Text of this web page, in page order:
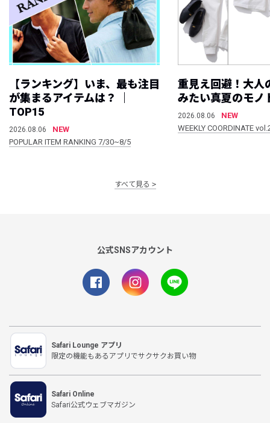
【ランキング】いま、最も注目
が集まるアイテムは？ ｜
TOP15
2026.08.06
NEW
POPULAR ITEM RANKING 7/30~8/5
重見え回避！大人
みたい真夏のモノ
2026.08.06
NEW
WEEKLY COORDINATE
すべて見る
公式SNSアカウント
Safari Lounge アプリ
限定の機能もあるアプリでサクサクお買い物
Safari Online
Safari公式ウェブマガジン